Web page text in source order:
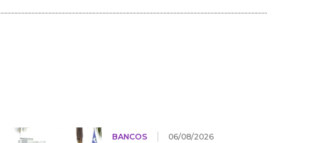
BANCOS 06/08/2026